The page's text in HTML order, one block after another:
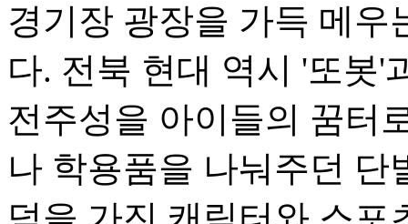
경기장 광장을 가득 메우
다. 전북 현대 역시 '또봇'
전주성을 아이들의 꿈터
나 학용품을 나눠주던 단